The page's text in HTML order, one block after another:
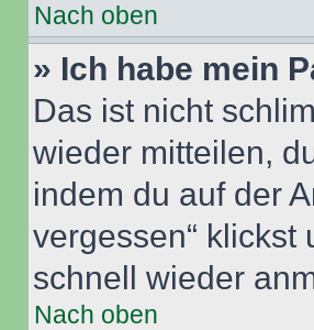
Nach oben
» Ich habe mein
Das ist nicht
wieder mitteilen,
indem du auf der
vergessen“
schnell wieder
Nach oben